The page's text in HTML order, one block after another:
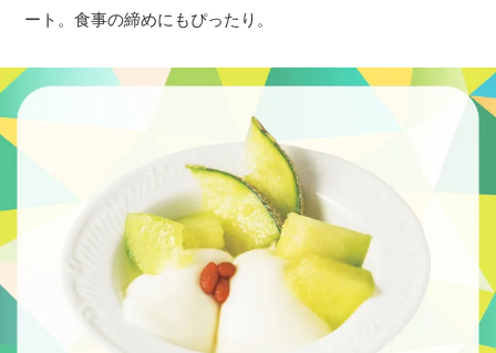
ート。食事の締めにもぴったり。